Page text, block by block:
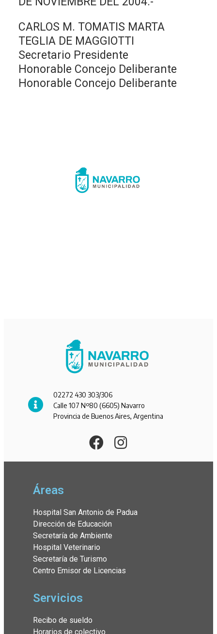
CARLOS M. TOMATIS MARTA
TEGLIA DE MAGGIOTTI
Secretario Presidente
Honorable Concejo Deliberante
Honorable Concejo Deliberante
02272 430 303/306
Calle 107 Nº80 (6605) Navarro
Provincia de Buenos Aires, Argentina
Áreas
Hospital San Antonio de Padua
Dirección de Educación
Secretaría de Ambiente
Hospital Veterinario
Secretaría de Turismo
Centro Emisor de Licencias
Servicios
Recibo de sueldo
Horarios de colectivo